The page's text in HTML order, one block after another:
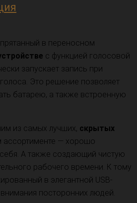
в переносном
с функцией голосовой
запускает запись при
Это решение позволяет
батарею, а также встроенную
из самых лучших, скрытых
ассортименте — хорошо
А также создающий чистую
рабочего времени. К тому
в элегантной USB-
посторонних людей.